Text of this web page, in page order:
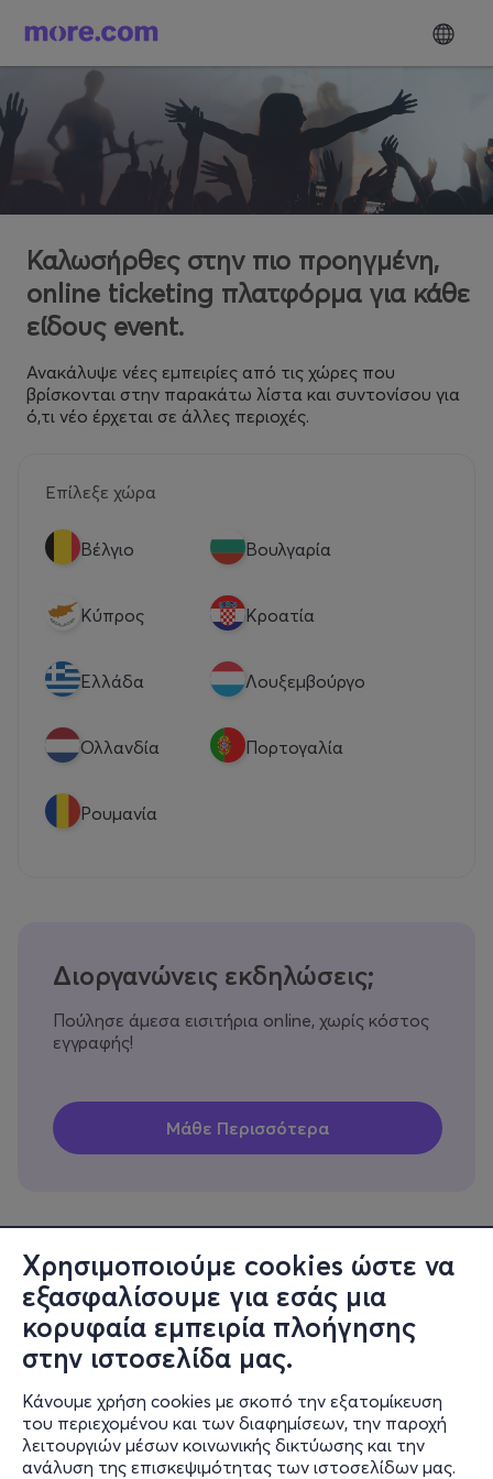
Χρησιμοποιούμε cookies ώστε να
εξασφαλίσουμε για εσάς μια
κορυφαία εμπειρία πλοήγησης
στην ιστοσελίδα μας.
Κάνουμε χρήση cookies με σκοπό την εξατομίκευση
του περιεχομένου και των διαφημίσεων, την παροχή
λειτουργιών μέσων κοινωνικής δικτύωσης και την
ανάλυση της επισκεψιμότητας των ιστοσελίδων μας.
Καλωσήρθες στην πιο προηγμένη,
online ticketing πλατφόρμα για κάθε
είδους event.
Ανακάλυψε νέες εμπειρίες από τις χώρες που
βρίσκονται στην παρακάτω λίστα και συντονίσου για
ό,τι νέο έρχεται σε άλλες περιοχές.
Επίλεξε χώρα
Βέλγιο Βουλγαρία
Κύπρος Κροατία
Eλλάδα Λουξεμβούργο
Ολλανδία Πορτογαλία
Ρουμανία
Διοργανώνεις εκδηλώσεις;
Πούλησε άμεσα εισιτήρια online, χωρίς κόστος
εγγραφής!
Πληροφορίες
Υποστήριξη
Stay Connected